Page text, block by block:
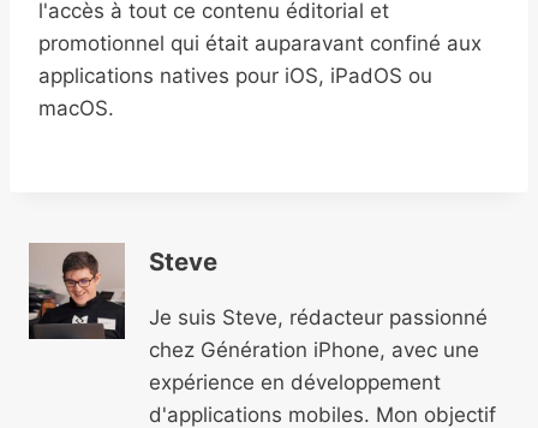
l'accès à tout ce contenu éditorial et
promotionnel qui était auparavant confiné aux
applications natives pour iOS, iPadOS ou
macOS.
Steve
Je suis Steve, rédacteur passionné
chez Génération iPhone, avec une
expérience en développement
d'applications mobiles. Mon objectif